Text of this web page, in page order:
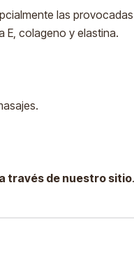
las
E, colageno y elastina.
través de nuestro sitio.